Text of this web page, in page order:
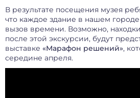
В результате посещения музея
что каждое здание в нашем
вызов времени. Возможно,
после этой экскурсии, будут
выставке «Марафон решений»,
середине апреля.